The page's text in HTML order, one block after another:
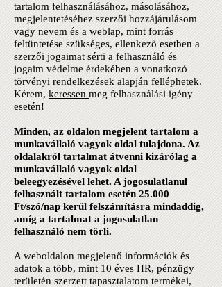
tartalom felhasználásához, másolásához,
megjelentetéséhez szerzői hozzájárulásom
vagy nevem és a weblap, mint forrás
feltüntetése szükséges, ellenkező esetben a
szerzői jogaimat sérti a felhasználó és
jogaim védelme érdekében a vonatkozó
törvényi rendelkezések alapján felléphetek.
Kérem,keressenmeg felhasználási igény
esetén!
Minden, az oldalon megjelent tartalom a
munkavállaló vagyok oldal tulajdona. Az
oldalakról tartalmat átvenni kizárólag a
munkavállaló vagyok oldal
beleegyezésével lehet. A jogosulatlanul
felhasznált tartalom esetén 25.000
Ft/szó/nap kerül felszámításra mindaddig,
amíg a tartalmat a jogosulatlan
felhasználó nem törli.
A weboldalon megjelenő információk és
adatok a több, mint 10 éves HR, pénzügy
területén szerzett tapasztalatom termékei,